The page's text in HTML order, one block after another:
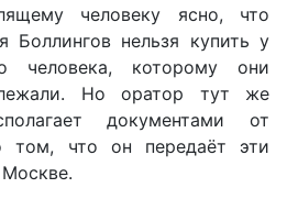
человеку ясно, что
Боллингов нельзя купить у
человека, которому они
Но оратор тут же
документами от
том, что он передаёт эти